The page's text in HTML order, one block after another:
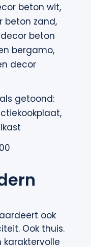
beton wit,
beton zand,
beton
bergamo,
decor
getoond:
ook
Ook thuis.
karaktervolle